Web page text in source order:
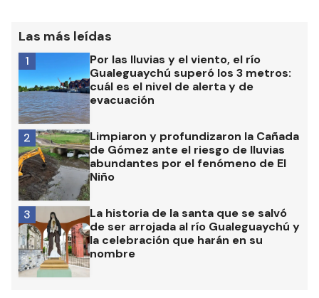
Las más leídas
Por las lluvias y el viento, el río
Gualeguaychú superó los 3 metros:
cuál es el nivel de alerta y de
evacuación
1
Limpiaron y profundizaron la Cañada
de Gómez ante el riesgo de lluvias
abundantes por el fenómeno de El
Niño
2
La historia de la santa que se salvó
de ser arrojada al río Gualeguaychú y
la celebración que harán en su
nombre
3